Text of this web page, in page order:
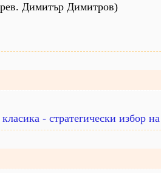
Димитър Димитров)
- стратегически избор на